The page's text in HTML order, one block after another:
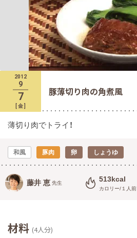
2012
9
7
[金]
豚薄切り肉の角煮風
薄切り肉でトライ！
和風 豚肉 卵 しょうゆ
藤井 恵 先生 513kcal
カロリー/１人前
材料 (4人分)